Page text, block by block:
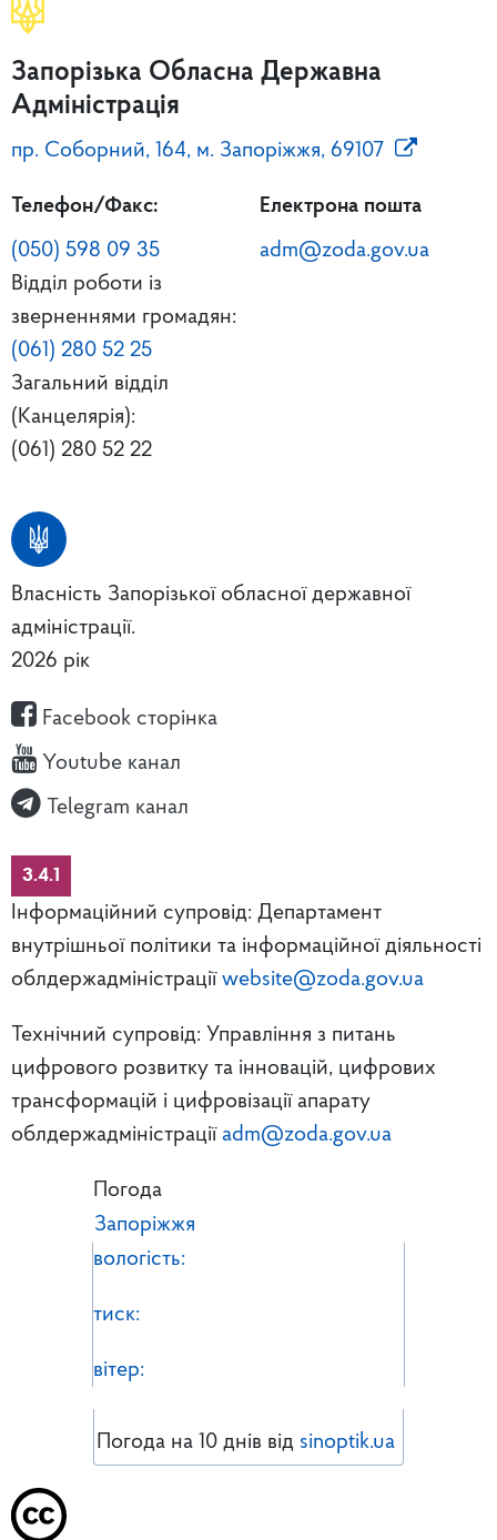
Запорізька Обласна Державна
Адміністрація
пр. Соборний, 164, м. Запоріжжя, 69107
Телефон/Факс:
(050) 598 09 35
Відділ роботи із
зверненнями громадян:
(061) 280 52 25
Загальний відділ
(Канцелярія):
(061) 280 52 22
Електрона пошта
adm@zoda.gov.ua
Власність Запорізької обласної державної
адміністрації.
2026 рік
Facebook сторінка
Youtube канал
Telegram канал
3.4.1
Інформаційний супровід: Департамент
внутрішньої політики та інформаційної діяльності
облдержадміністрації website@zoda.gov.ua
Технічний супровід: Управління з питань
цифрового розвитку та інновацій, цифрових
трансформацій і цифровізації апарату
облдержадміністрації adm@zoda.gov.ua
Погода
Запоріжжя
вологість:
тиск:
вітер:
Погода на 10 днів від sinoptik.ua